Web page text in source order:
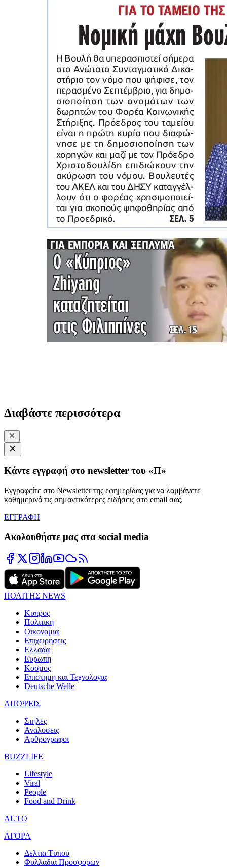
Διαβάστε περισσότερα
Κάντε εγγραφή στο newsletter του «Π»
Εγγραφείτε στο Newsletter της εφημερίδας για να λαμβάνετε
καθημερινά τις σημαντικότερες ειδήσεις στο email σας.
ΕΓΓΡΑΦΗ
Ακολουθήστε μας στα social media
ΠΟΛΙΤΗΣ NEWS
Κυπρος
Πολιτικη
Οικονομια
Επιχειρησεις
Ελλαδα
Ευρωπη
Κοσμος
Επιστημη και Τεχνολογια
Deutsche Welle
ΑΠΟΨΕΙΣ
Στηλες
Αναλυσεις
Αρθρογραφοι
BUZZLIFE
Lifestyle
Viral
People
Food and Drink
AUTO
ΑΓΟΡΑ
Δελτια Τυπου
Φυλλαδια Προσφορων